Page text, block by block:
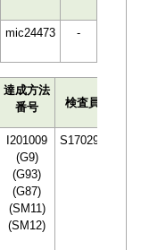
mic24473 -
達成方法
番号
検査員
I201009
(G9)
(G93)
(G87)
(SM11)
(SM12)
S170294